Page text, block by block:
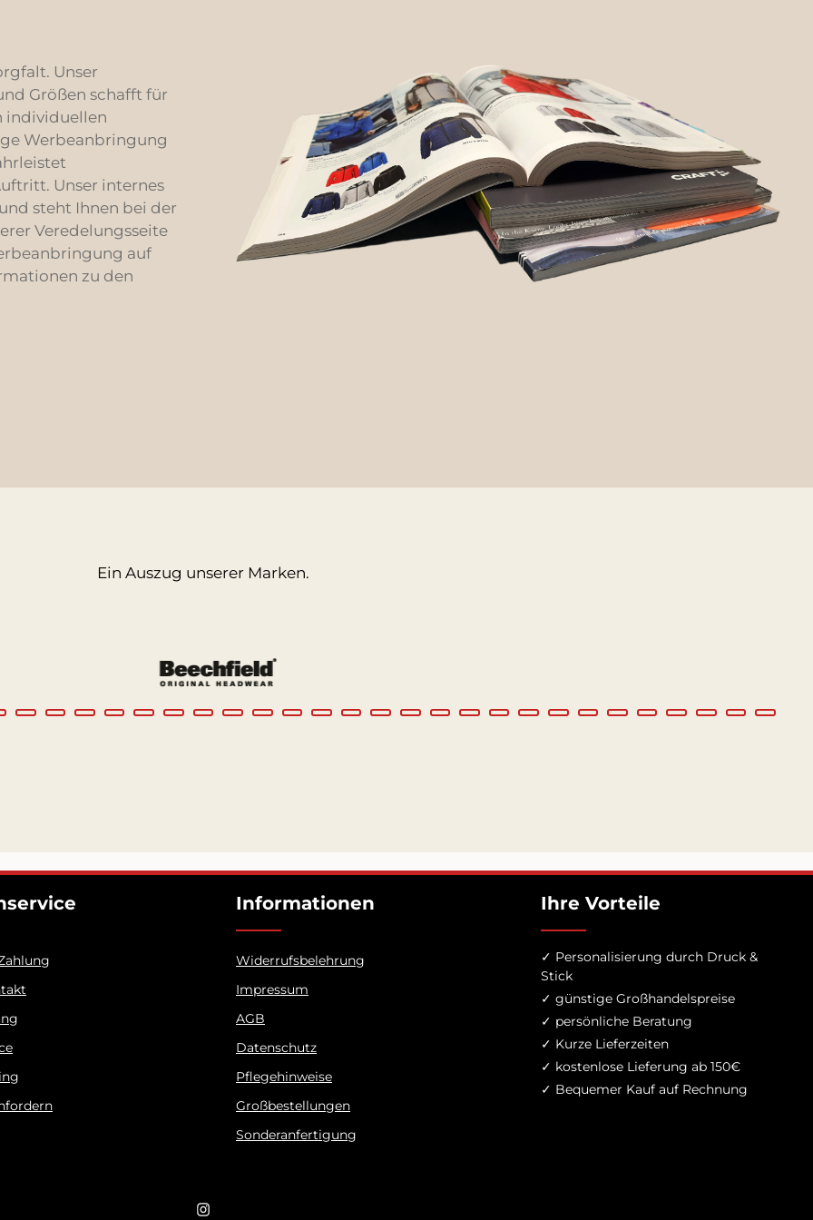
Unser
Größen schafft für
individuellen
Werbeanbringung
Unser internes
steht Ihnen bei der
Veredelungsseite
auf
zu den
Ein Auszug unserer Marken.
Informationen
Widerrufsbelehrung
Impressum
AGB
Datenschutz
Pflegehinweise
Großbestellungen
Sonderanfertigung
Ihre Vorteile
✓ Personalisierung durch Druck &
Stick
✓ günstige Großhandelspreise
✓ persönliche Beratung
✓ Kurze Lieferzeiten
✓ kostenlose Lieferung ab 150€
✓ Bequemer Kauf auf Rechnung